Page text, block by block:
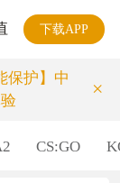
下载APP
保护】中
×
CS:GO